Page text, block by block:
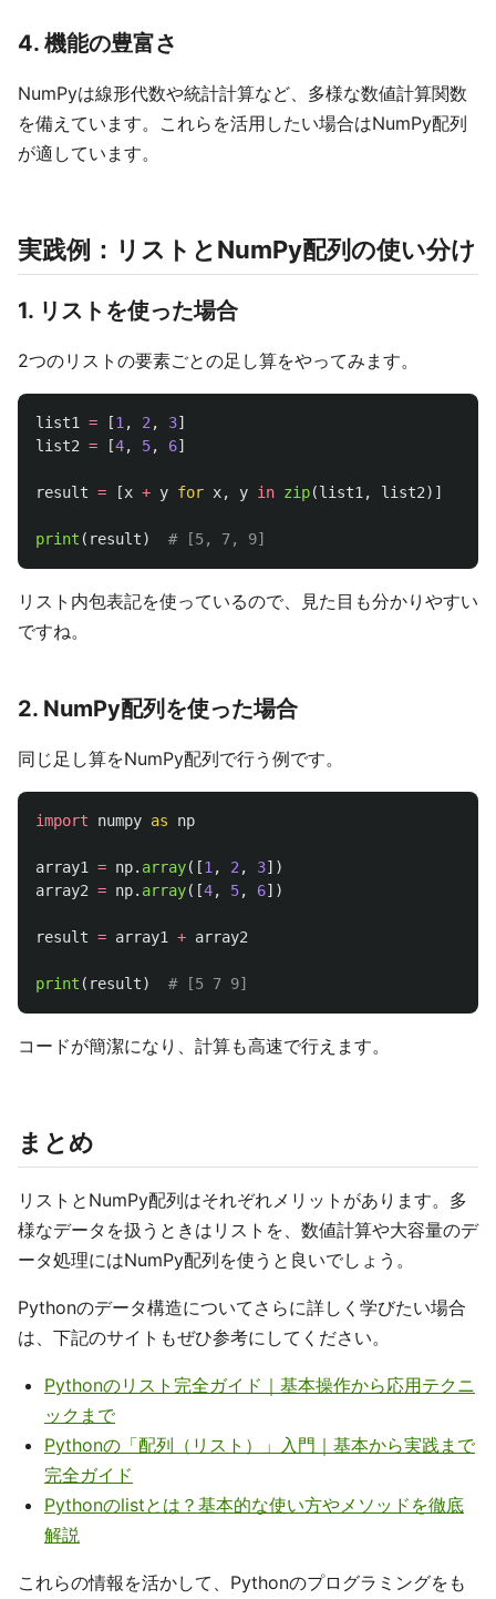
4. 機能の豊富さ
NumPyは線形代数や統計計算など、多様な数値計算関数
を備えています。これらを活用したい場合はNumPy配列
が適しています。
実践例：リストとNumPy配列の使い分け
1. リストを使った場合
2つのリストの要素ごとの足し算をやってみます。
list1 = [1 , 2 , 3]
list2 = [4, 5, 6]
result = [x + y for x, y in zip(list1 , list2)]
print ( result)
リスト内包表記を使っているので、見た目も分かりやすい
ですね。
2. NumPy配列を使った場合
同じ足し算をNumPy配列で行う例です。
import numpy as np
array1 = np. array([1 , 2 , 3])
array2 = np. array([4, 5, 6])
result = array1 + array2
print ( result)
コードが簡潔になり、計算も高速で行えます。
まとめ
リストとNumPy配列はそれぞれメリットがあります。多
様なデータを扱うときはリストを、数値計算や大容量のデ
ータ処理にはNumPy配列を使うと良いでしょう。
Pythonのデータ構造についてさらに詳しく学びたい場合
は、下記のサイトもぜひ参考にしてください。
Pythonのリスト完全ガイド｜基本操作から応用テクニ
ックまで
Pythonの「配列（リスト）」入門｜基本から実践まで
完全ガイド
Pythonのlistとは？基本的な使い方やメソッドを徹底
解説
これらの情報を活かして、Pythonのプログラミングをも